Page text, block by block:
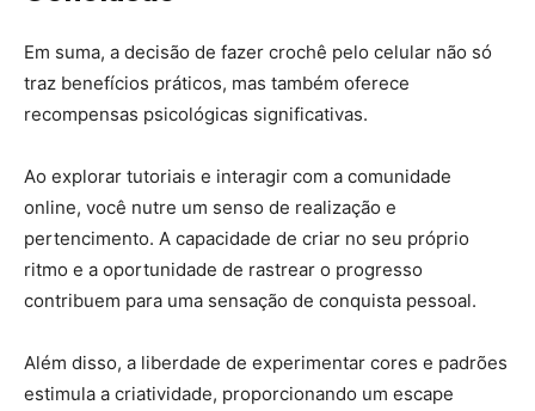
Em suma, a decisão de fazer crochê pelo celular não só
traz benefícios práticos, mas também oferece
recompensas psicológicas significativas.
Ao explorar tutoriais e interagir com a comunidade
online, você nutre um senso de realização e
pertencimento. A capacidade de criar no seu próprio
ritmo e a oportunidade de rastrear o progresso
contribuem para uma sensação de conquista pessoal.
Além disso, a liberdade de experimentar cores e padrões
estimula a criatividade, proporcionando um escape